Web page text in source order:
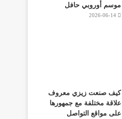
موسم أوروبي حافل
2026-06-14
كيف صنعت زيزي معروف
علاقة مختلفة مع جمهورها
على مواقع التواصل